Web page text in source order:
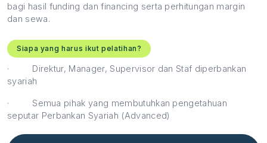
bagi hasil funding dan financing serta perhitungan margin
dan sewa.
Siapa yang harus ikut pelatihan?
·
Direktur, Manager, Supervisor dan Staf diperbankan
syariah
·
Semua pihak yang membutuhkan pengetahuan
seputar Perbankan Syariah (Advanced)